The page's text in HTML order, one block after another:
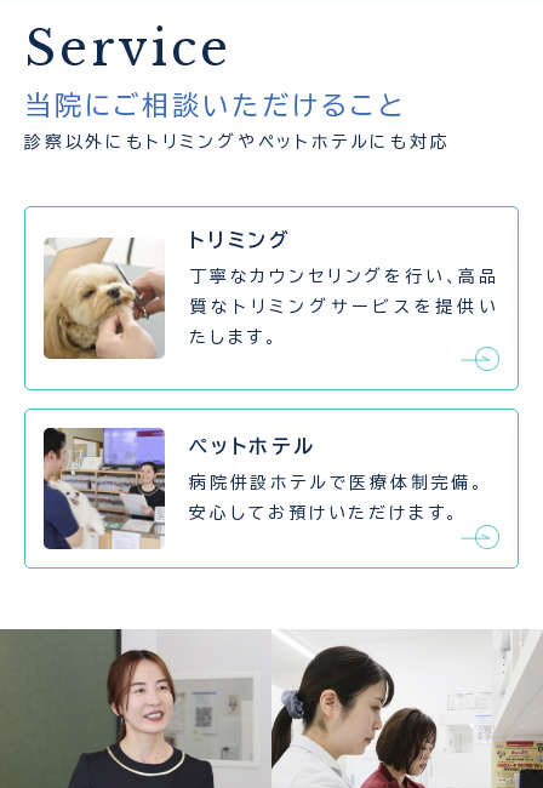
Service
当院にご相談いただけること
診察以外にもトリミングやペットホテルにも対応
トリミング
丁寧なカウンセリングを行い、高品
質なトリミングサービスを提供い
たします。
ペットホテル
病院併設ホテルで医療体制完備。
安心してお預けいただけます。